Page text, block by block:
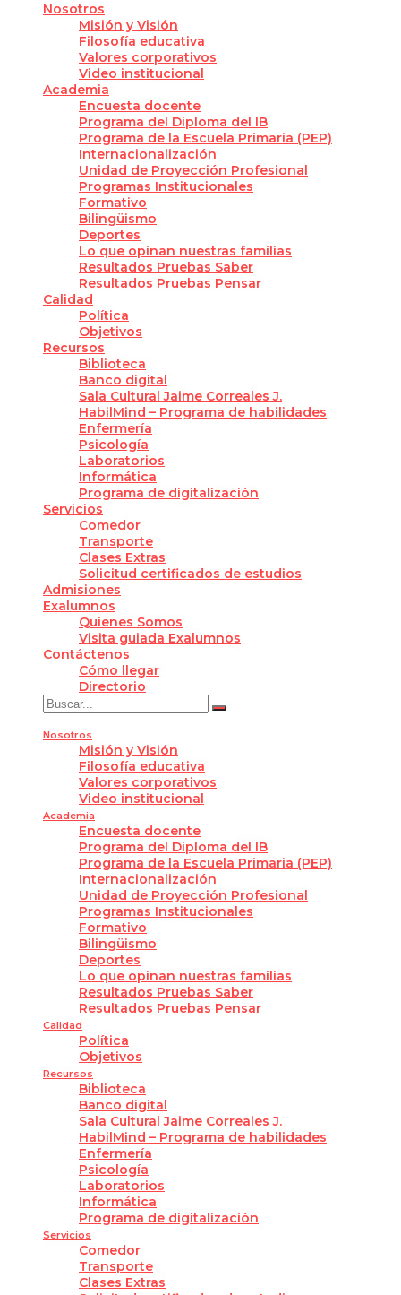
Nosotros
Misión y Visión
Filosofía educativa
Valores corporativos
Video institucional
Academia
Encuesta docente
Programa del Diploma del IB
Programa de la Escuela Primaria (PEP)
Internacionalización
Unidad de Proyección Profesional
Programas Institucionales
Formativo
Bilingüismo
Deportes
Lo que opinan nuestras familias
Resultados Pruebas Saber
Resultados Pruebas Pensar
Calidad
Política
Objetivos
Recursos
Biblioteca
Banco digital
Sala Cultural Jaime Correales J.
HabilMind – Programa de habilidades
Enfermería
Psicología
Laboratorios
Informática
Programa de digitalización
Servicios
Comedor
Transporte
Clases Extras
Solicitud certificados de estudios
Admisiones
Exalumnos
Quienes Somos
Visita guiada Exalumnos
Contáctenos
Cómo llegar
Directorio
Nosotros
Misión y Visión
Filosofía educativa
Valores corporativos
Video institucional
Academia
Encuesta docente
Programa del Diploma del IB
Programa de la Escuela Primaria (PEP)
Internacionalización
Unidad de Proyección Profesional
Programas Institucionales
Formativo
Bilingüismo
Deportes
Lo que opinan nuestras familias
Resultados Pruebas Saber
Resultados Pruebas Pensar
Calidad
Política
Objetivos
Recursos
Biblioteca
Banco digital
Sala Cultural Jaime Correales J.
HabilMind – Programa de habilidades
Enfermería
Psicología
Laboratorios
Informática
Programa de digitalización
Servicios
Comedor
Transporte
Clases Extras